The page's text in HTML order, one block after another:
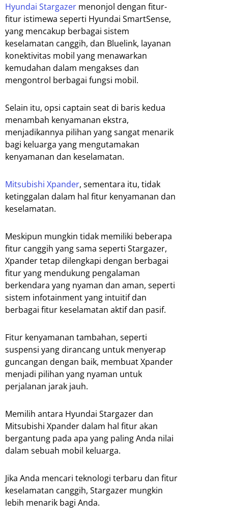
Hyundai Stargazer menonjol dengan fitur-
fitur istimewa seperti Hyundai SmartSense,
yang mencakup berbagai sistem
keselamatan canggih, dan Bluelink, layanan
konektivitas mobil yang menawarkan
kemudahan dalam mengakses dan
mengontrol berbagai fungsi mobil.
Selain itu, opsi captain seat di baris kedua
menambah kenyamanan ekstra,
menjadikannya pilihan yang sangat menarik
bagi keluarga yang mengutamakan
kenyamanan dan keselamatan.
Mitsubishi Xpander, sementara itu, tidak
ketinggalan dalam hal fitur kenyamanan dan
keselamatan.
Meskipun mungkin tidak memiliki beberapa
fitur canggih yang sama seperti Stargazer,
Xpander tetap dilengkapi dengan berbagai
fitur yang mendukung pengalaman
berkendara yang nyaman dan aman, seperti
sistem infotainment yang intuitif dan
berbagai fitur keselamatan aktif dan pasif.
Fitur kenyamanan tambahan, seperti
suspensi yang dirancang untuk menyerap
guncangan dengan baik, membuat Xpander
menjadi pilihan yang nyaman untuk
perjalanan jarak jauh.
Memilih antara Hyundai Stargazer dan
Mitsubishi Xpander dalam hal fitur akan
bergantung pada apa yang paling Anda nilai
dalam sebuah mobil keluarga.
Jika Anda mencari teknologi terbaru dan fitur
keselamatan canggih, Stargazer mungkin
lebih menarik bagi Anda.